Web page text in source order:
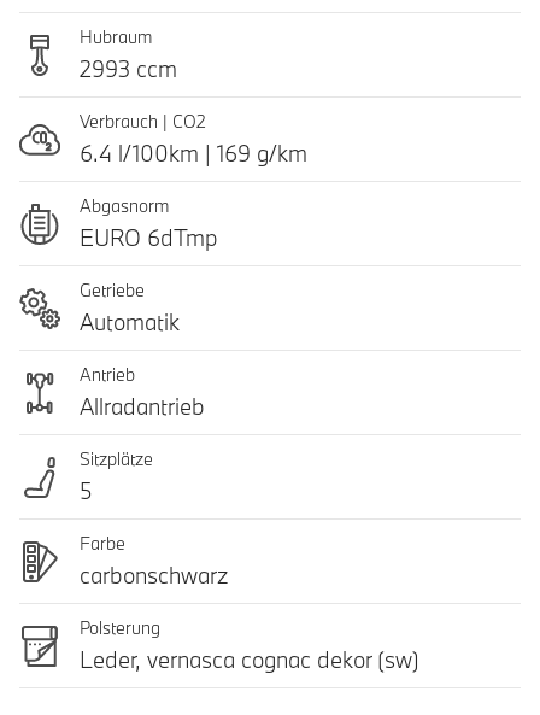
Hubraum
2993 ccm
Verbrauch | CO2
6.4 l/100km | 169 g/km
Abgasnorm
EURO 6dTmp
Getriebe
Automatik
Antrieb
Allradantrieb
Sitzplätze
5
Farbe
carbonschwarz
Polsterung
Leder, vernasca cognac dekor (sw)